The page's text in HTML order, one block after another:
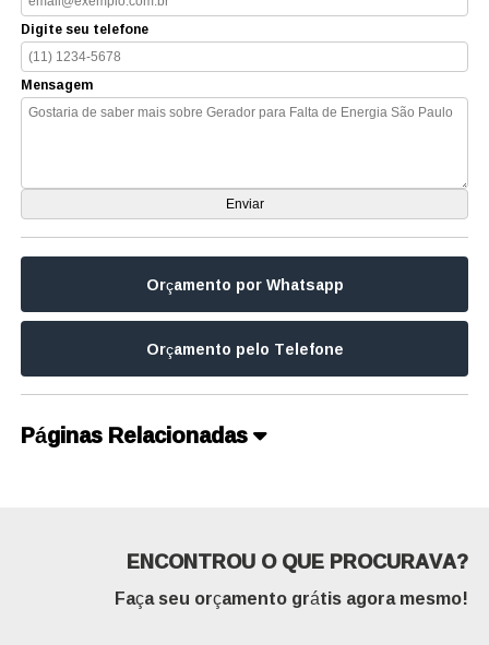
Digite seu telefone
Mensagem
Orçamento por Whatsapp
Orçamento pelo Telefone
Páginas Relacionadas
ENCONTROU O QUE PROCURAVA?
Faça seu orçamento grátis agora mesmo!